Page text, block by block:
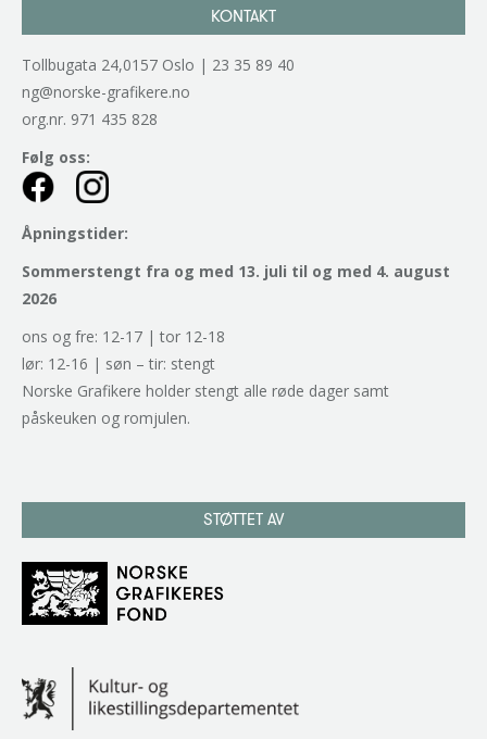
KONTAKT
Tollbugata 24,0157 Oslo | 23 35 89 40
ng@norske-grafikere.no
org.nr. 971 435 828
Følg oss:
Åpningstider:
Sommerstengt fra og med 13. juli til og med 4. august
2026
ons og fre: 12-17 | tor 12-18
lør: 12-16 | søn – tir: stengt
Norske Grafikere holder stengt alle røde dager samt
påskeuken og romjulen.
STØTTET AV